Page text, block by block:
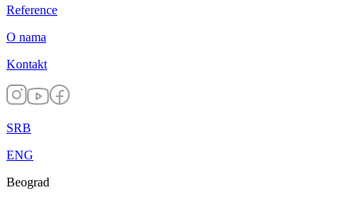
Reference
O nama
Kontakt
SRB
ENG
Beograd